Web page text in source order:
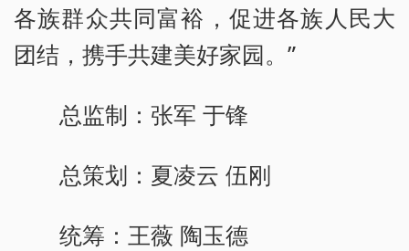
各族群众共同富裕，促进各族人民大
团结，携手共建美好家园。”
总监制：张军 于锋
总策划：夏凌云 伍刚
统筹：王薇 陶玉德